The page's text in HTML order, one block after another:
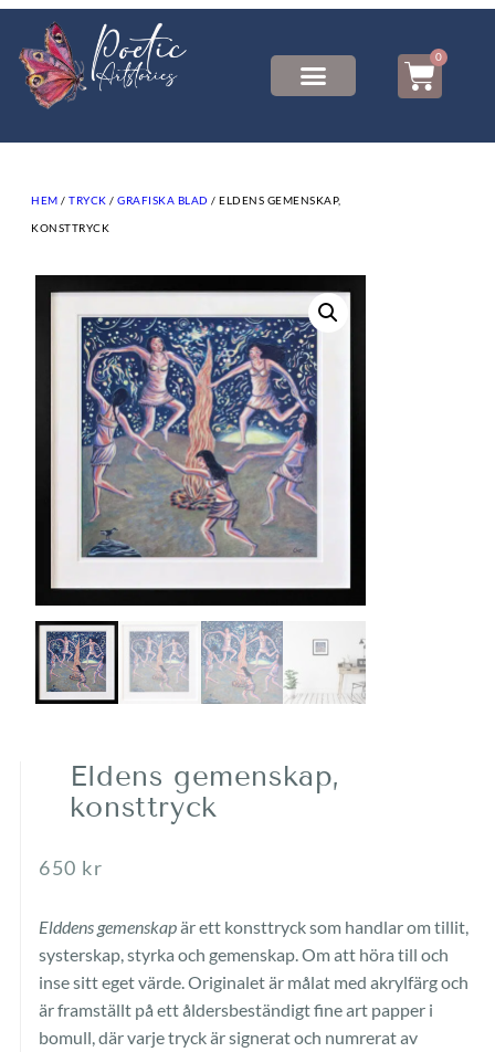
0
HEM / TRYCK / GRAFISKA BLAD / ELDENS GEMENSKAP,
KONSTTRYCK
Eldens gemenskap,
konsttryck
650 kr
Elddens gemenskapär ett konsttryck som handlar om tillit,
systerskap, styrka och gemenskap. Om att höra till och
inse sitt eget värde. Originalet är målat med akrylfärg och
är framställt på ett åldersbeständigt fine art papper i
bomull, där varje tryck är signerat och numrerat av